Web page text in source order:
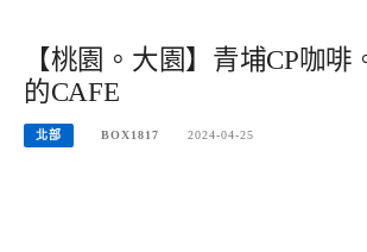
【桃園。大園】青埔CP咖啡
的CAFE
北部 BOX1817 2024-04-25